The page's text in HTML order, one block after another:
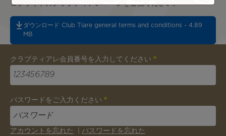
ェブサイトのクラブティアレページをご覧ください。
ダウンロード Club Tiare general terms and conditions - 4.89
MB
クラブティアレ会員番号を入力してください
パスワードをご入力ください
アカウントを忘れた パスワードを忘れた